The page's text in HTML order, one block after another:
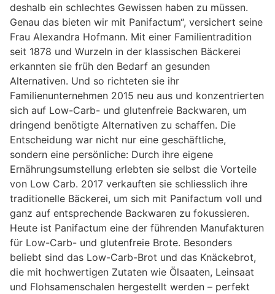
deshalb ein schlechtes Gewissen haben zu müssen.
Genau das bieten wir mit Panifactum“, versichert seine
Frau Alexandra Hofmann. Mit einer Familientradition
seit 1878 und Wurzeln in der klassischen Bäckerei
erkannten sie früh den Bedarf an gesunden
Alternativen. Und so richteten sie ihr
Familienunternehmen 2015 neu aus und konzentrierten
sich auf Low-Carb- und glutenfreie Backwaren, um
dringend benötigte Alternativen zu schaffen. Die
Entscheidung war nicht nur eine geschäftliche,
sondern eine persönliche: Durch ihre eigene
Ernährungsumstellung erlebten sie selbst die Vorteile
von Low Carb. 2017 verkauften sie schliesslich ihre
traditionelle Bäckerei, um sich mit Panifactum voll und
ganz auf entsprechende Backwaren zu fokussieren.
Heute ist Panifactum eine der führenden Manufakturen
für Low-Carb- und glutenfreie Brote. Besonders
beliebt sind das Low-Carb-Brot und das Knäckebrot,
die mit hochwertigen Zutaten wie Ölsaaten, Leinsaat
und Flohsamenschalen hergestellt werden – perfekt